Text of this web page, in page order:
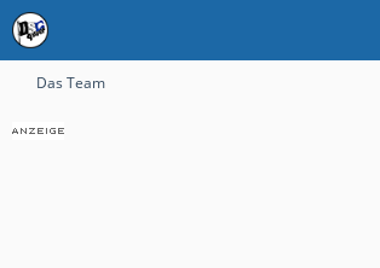
Das Team